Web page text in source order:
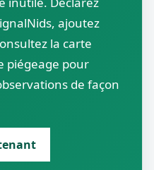
ajoutez
la carte
piégeage pour
de façon